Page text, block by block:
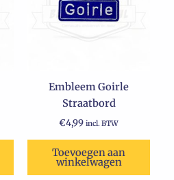
Embleem Goirle
Straatbord
€4,99 incl. BTW
Toevoegen aan
winkelwagen